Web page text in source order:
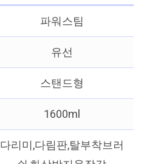
파워스팀
유선
스탠드형
1600ml
다리미,다림판,탈부착브러